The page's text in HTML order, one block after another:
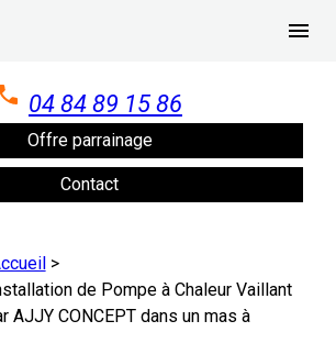
menu
04 84 89 15 86
Offre parrainage
Contact
>
de Pompe à Chaleur Vaillant
AJJY CONCEPT dans un mas à
cookies